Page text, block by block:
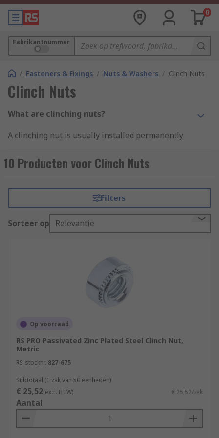
0
Fabrikantnummer
/ Fasteners & Fixings / Nuts & Washers / Clinch Nuts
Clinch Nuts
What are clinching nuts?
A clinching nut is usually installed permanently
They are commonly referred to as a self-clinching
nut or a flush nut. They have a strong, reusable,
How do clinch nuts work?
parallel squeezing force to the head of the nut.
After this action, the parenting material flows
into the specially designed under head
configuration which results in a load bearing and
How to install a clinching nut:
• Before starting to install your clinching nut,
make sure that the correct spigot length have
or thin) or material that is being used. Choose an
appropriate hole size, and then pre-punch the
hole diameter into the sheet of material.
• Then you should place the nuts spigot end into
10 Producten voor Clinch Nuts
Filters
Sorteer op Relevantie
Op voorraad
RS PRO Passivated Zinc Plated Steel Clinch Nut,
Metric
RS-stocknr. 827-675
Subtotaal (1 zak van 50 eenheden)
€ 25,52(excl. BTW) € 25,52/zak
Aantal